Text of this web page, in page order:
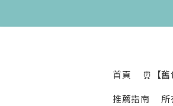
首頁 ⏰【
推薦指南
所